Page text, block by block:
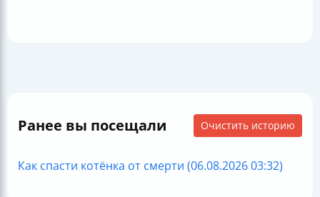
Ранее вы посещали Очистить историю
Как спасти котёнка от смерти (06.08.2026 03:32)